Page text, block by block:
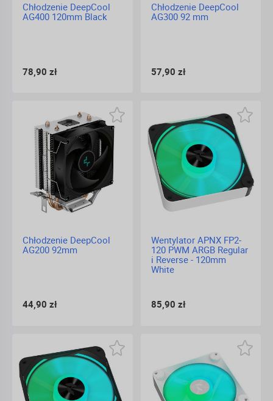
Chłodzenie DeepCool
AG400 120mm Black
78,90 zł
Chłodzenie DeepCool
AG300 92 mm
57,90 zł
Chłodzenie DeepCool
AG200 92mm
44,90 zł
Wentylator APNX FP2-
120 PWM ARGB Regular
i Reverse - 120mm
White
85,90 zł